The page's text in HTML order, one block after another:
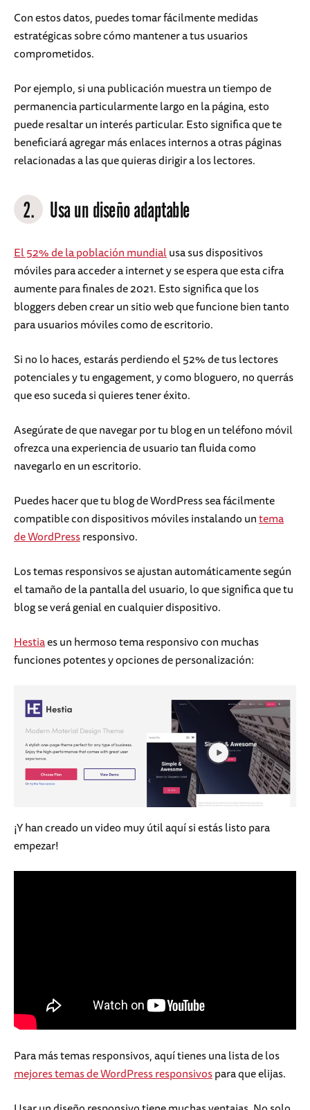
Con estos datos, puedes tomar fácilmente medidas
estratégicas sobre cómo mantener a tus usuarios
comprometidos.
Por ejemplo, si una publicación muestra un tiempo de
permanencia particularmente largo en la página, esto
puede resaltar un interés particular. Esto significa que te
beneficiará agregar más enlaces internos a otras páginas
relacionadas a las que quieras dirigir a los lectores.
2. Usa un diseño adaptable
El 52% de la población mundialusa sus dispositivos
móviles para acceder a internet y se espera que esta cifra
aumente para finales de 2021. Esto significa que los
bloggers deben crear un sitio web que funcione bien tanto
para usuarios móviles como de escritorio.
Si no lo haces, estarás perdiendo el 52% de tus lectores
potenciales y tu engagement, y como bloguero, no querrás
que eso suceda si quieres tener éxito.
Asegúrate de que navegar por tu blog en un teléfono móvil
ofrezca una experiencia de usuario tan fluida como
navegarlo en un escritorio.
Puedes hacer que tu blog de WordPress sea fácilmente
compatible con dispositivos móviles instalando untema
de WordPressresponsivo.
Los temas responsivos se ajustan automáticamente según
el tamaño de la pantalla del usuario, lo que significa que tu
blog se verá genial en cualquier dispositivo.
Hestiaes un hermoso tema responsivo con muchas
funciones potentes y opciones de personalización:
¡Y han creado un video muy útil aquí si estás listo para
empezar!
Para más temas responsivos, aquí tienes una lista de los
mejores temas de WordPress responsivospara que elijas.